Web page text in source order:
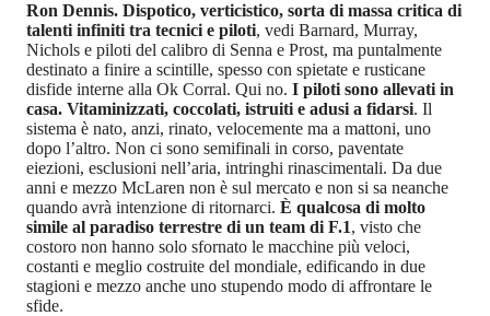
Ron Dennis. Dispotico, verticistico, sorta di massa critica di
talenti infiniti tra tecnici e piloti, vedi Barnard, Murray,
Nichols e piloti del calibro di Senna e Prost, ma puntalmente
destinato a finire a scintille, spesso con spietate e rusticane
disfide interne alla Ok Corral. Qui no. I piloti sono allevati in
casa. Vitaminizzati, coccolati, istruiti e adusi a fidarsi. Il
sistema è nato, anzi, rinato, velocemente ma a mattoni, uno
dopo l’altro. Non ci sono semifinali in corso, paventate
eiezioni, esclusioni nell’aria, intringhi rinascimentali. Da due
anni e mezzo McLaren non è sul mercato e non si sa neanche
quando avrà intenzione di ritornarci. È qualcosa di molto
simile al paradiso terrestre di un team di F.1, visto che
costoro non hanno solo sfornato le macchine più veloci,
costanti e meglio costruite del mondiale, edificando in due
stagioni e mezzo anche uno stupendo modo di affrontare le
sfide.